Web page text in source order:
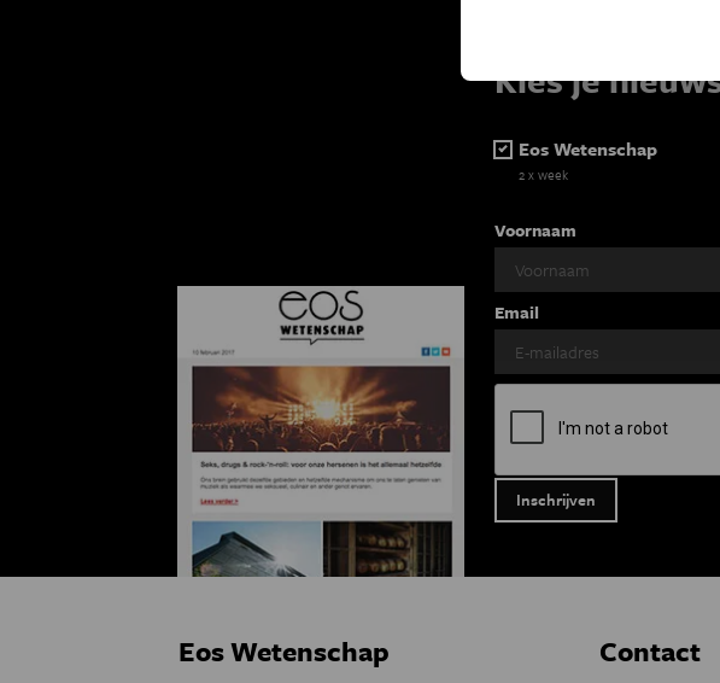
Kies je
Eos Wetenschap
2 x week
Voornaam
Email
Eos Wetenschap Contact